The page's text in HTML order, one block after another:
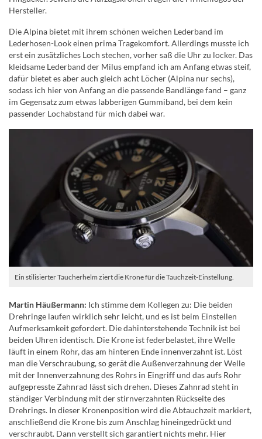
Hersteller.
Die Alpina bietet mit ihrem schönen weichen Lederband im
Lederhosen-Look einen prima Tragekomfort. Allerdings musste ich
erst ein zusätzliches Loch stechen, vorher saß die Uhr zu locker. Das
kleidsame Lederband der Milus empfand ich am Anfang etwas steif,
dafür bietet es aber auch gleich acht Löcher (Alpina nur sechs),
sodass ich hier von Anfang an die passende Bandlänge fand – ganz
im Gegensatz zum etwas labberigen Gummiband, bei dem kein
passender Lochabstand für mich dabei war.
Ein stilisierter Taucherhelm ziert die Krone für die Tauchzeit-Einstellung.
Martin Häußermann: Ich stimme dem Kollegen zu: Die beiden
Drehringe laufen wirklich sehr leicht, und es ist beim Einstellen
Aufmerksamkeit gefordert. Die dahinterstehende Technik ist bei
beiden Uhren identisch. Die Krone ist federbelastet, ihre Welle
läuft in einem Rohr, das am hinteren Ende innenverzahnt ist. Löst
man die Verschraubung, so gerät die Außenverzahnung der Welle
mit der Innenverzahnung des Rohrs in Eingriff und das aufs Rohr
aufgepresste Zahnrad lässt sich drehen. Dieses Zahnrad steht in
ständiger Verbindung mit der stirnverzahnten Rückseite des
Drehrings. In dieser Kronenposition wird die Abtauchzeit markiert,
anschließend die Krone bis zum Anschlag hineingedrückt und
verschraubt. Dann verstellt sich garantiert nichts mehr. Hier